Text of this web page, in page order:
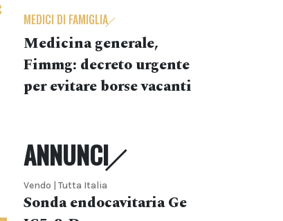
MEDICI DI FAMIGLIA
Medicina generale,
Fimmg: decreto urgente
per evitare borse vacanti
ANNUNCI
Vendo | Tutta Italia
Sonda endocavitaria Ge